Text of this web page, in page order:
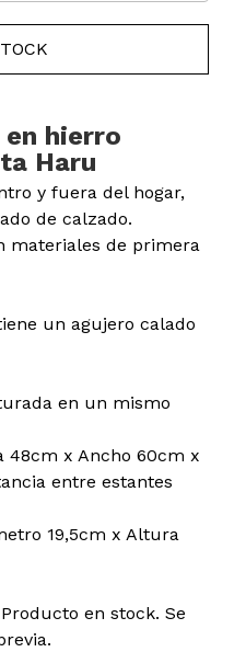
hierro
Haru
y fuera del hogar,
de calzado.
materiales de primera
un agujero calado
en un mismo
48cm x Ancho 60cm x
entre estantes
19,5cm x Altura
Producto en stock. Se